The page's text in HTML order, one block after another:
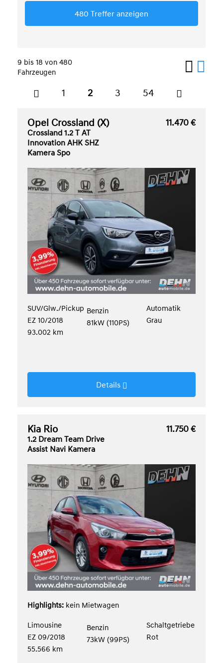
9 bis 18 von 480
Fahrzeugen
1 2 3 54
Opel Crossland (X)
Crossland 1.2 T AT
Innovation AHK SHZ
Kamera Spo
11.470 €
SUV/Glw./Pickup
EZ 10/2018
93.002 km
Benzin
81kW (110PS)
Automatik
Grau
Details
Kia Rio
1.2 Dream Team Drive
Assist Navi Kamera
11.750 €
Highlights: kein Mietwagen
Limousine
EZ 09/2018
55.566 km
Benzin
73kW (99PS)
Schaltgetriebe
Rot